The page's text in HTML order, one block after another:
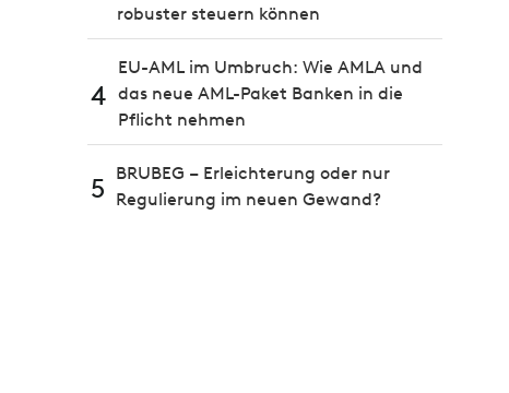
robuster steuern können
4
EU-AML im Umbruch: Wie AMLA und
das neue AML-Paket Banken in die
Pflicht nehmen
5
BRUBEG – Erleichterung oder nur
Regulierung im neuen Gewand?